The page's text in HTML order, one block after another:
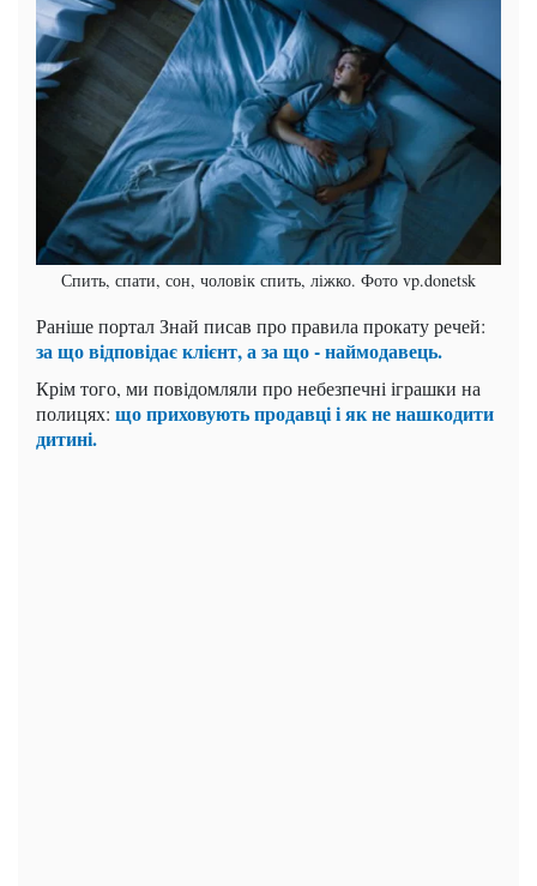
Спить, спати, сон, чоловік спить, ліжко. Фото vp.donetsk
Раніше портал Знай писав про правила прокату речей:
за що відповідає клієнт, а за що - наймодавець.
Крім того, ми повідомляли про небезпечні іграшки на
полицях: що приховують продавці і як не нашкодити
дитині.